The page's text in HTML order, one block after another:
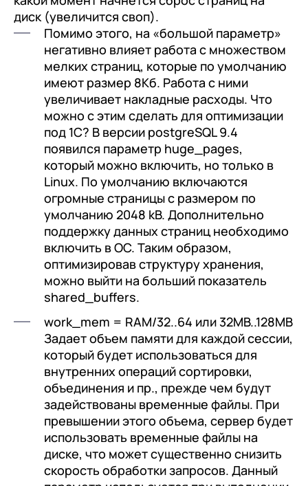
диск (увеличится своп).
Помимо этого, на «большой параметр»
негативно влияет работа с множеством
мелких страниц, которые по умолчанию
имеют размер 8Кб. Работа с ними
увеличивает накладные расходы. Что
можно с этим сделать для оптимизации
под 1С? В версии postgreSQL 9.4
появился параметр huge_pages,
который можно включить, но только в
Linux. По умолчанию включаются
огромные страницы с размером по
умолчанию 2048 kB. Дополнительно
поддержку данных страниц необходимо
включить в ОС. Таким образом,
оптимизировав структуру хранения,
можно выйти на больший показатель
shared_buffers.
work_mem = RAM/32..64 или 32MB..128MB
Задает объем памяти для каждой сессии,
который будет использоваться для
внутренних операций сортировки,
объединения и пр., прежде чем будут
задействованы временные файлы. При
превышении этого объема, сервер будет
использовать временные файлы на
диске, что может существенно снизить
скорость обработки запросов. Данный